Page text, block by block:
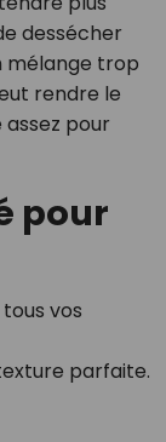
dessécher
mélange trop
rendre le
pour
pour
vos
parfaite.